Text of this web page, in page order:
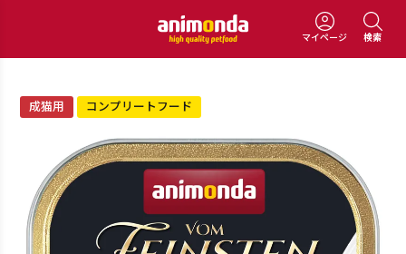
マイページ 検索
成猫用 コンプリートフード